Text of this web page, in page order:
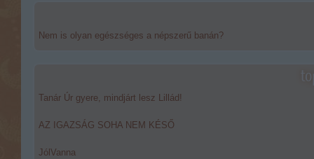
Nem is olyan egészséges a népszerű banán?
Tanár Úr gyere, mindjárt lesz Lillád!
AZ IGAZSÁG SOHA NEM KÉSŐ
JólVanna